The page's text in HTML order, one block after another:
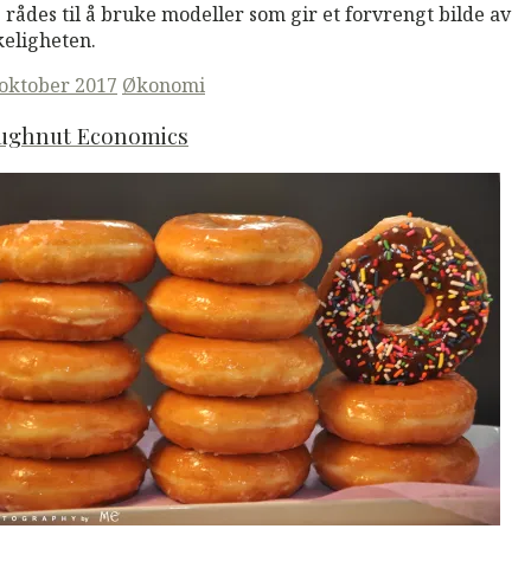
rådes til å bruke modeller som gir et forvrengt bilde av
2017 Økonomi
Economics